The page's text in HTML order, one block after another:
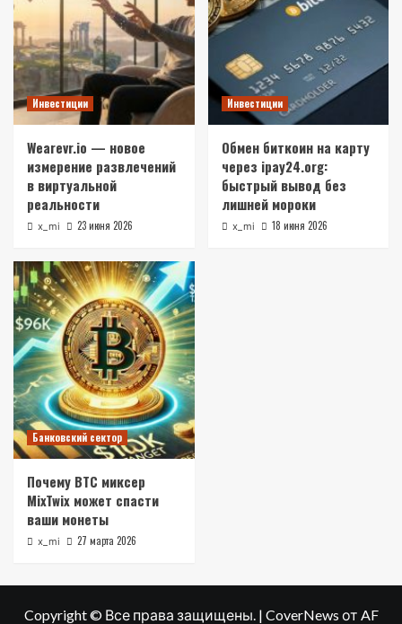
Инвестиции
Wearevr.io — новое
измерение развлечений
в виртуальной
реальности
x_mi 23 июня 2026
Инвестиции
Обмен биткоин на карту
через ipay24.org:
быстрый вывод без
лишней мороки
x_mi 18 июня 2026
Банковский сектор
Почему BTC миксер
MixTwix может спасти
ваши монеты
x_mi 27 марта 2026
Copyright © Все права защищены. | CoverNews от AF